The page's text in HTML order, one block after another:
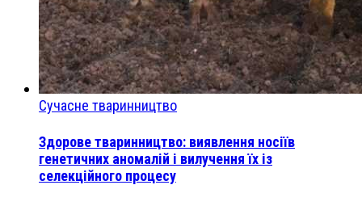
Сучасне тваринництво
Здорове тваринництво: виявлення носіїв
генетичних аномалій і вилучення їх із
селекційного процесу